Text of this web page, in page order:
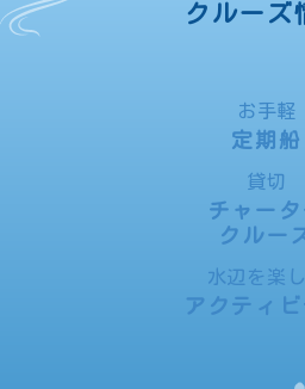
クルーズ
お手軽
定期船
貸切
チャータ
クルー
水辺を楽
アクティビ